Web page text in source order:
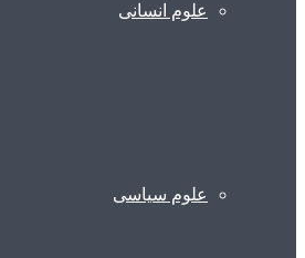
علوم انسانی
علوم سیاسی